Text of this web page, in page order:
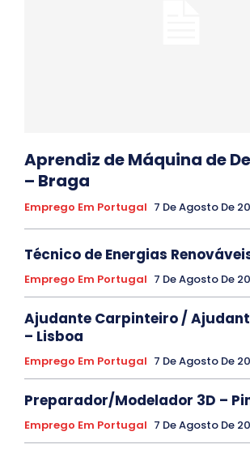
Aprendiz de Máquina de
– Braga
Emprego Em Portugal 7 De Agosto De
Técnico de Energias
Emprego Em Portugal 7 De Agosto De
Ajudante Carpinteiro /
– Lisboa
Emprego Em Portugal 7 De Agosto De
Preparador/Modelador 3D –
Emprego Em Portugal 7 De Agosto De